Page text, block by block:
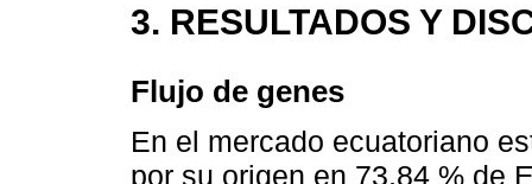
3. RESULTADOS Y
Flujo de genes
En el mercado ecuatoriano
por su origen en 73,84 % de